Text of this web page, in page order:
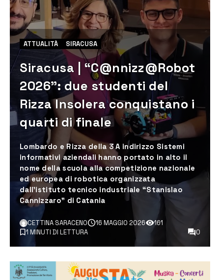
ATTUALITÀ SIRACUSA
Siracusa | “C@nnizz@Robot
2026”: due studenti del
Rizza Insolera conquistano i
quarti di finale
Lombardo e Rizza della 3 A indirizzo Sistemi
informativi aziendali hanno portato in alto il
nome della scuola alla competizione nazionale
ed europea di robotica organizzata
dall’istituto tecnico industriale “Stanislao
Cannizzaro” di Catania
CETTINA SARACENO 16 MAGGIO 2026
161
1 MINUTI DI LETTURA
0